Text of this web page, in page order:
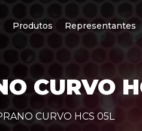
Produtos Representantes
CURVO
CURVO HCS 05L